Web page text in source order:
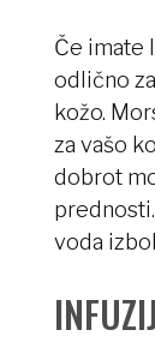
Če imate
odlično
kožo.
za vašo
dobrot
voda